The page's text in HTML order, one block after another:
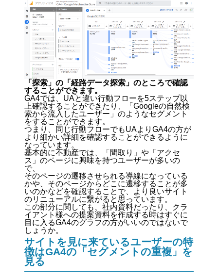
「探索」の「経路データ探索」のところで確認
することができます。
GA4では、UAと違い行動フローを5ステップ以
上確認することができたり、「Googleの自然検
索から流入したユーザー」のようなセグメント
をすることができます。
つまり、同じ行動フローでもUAよりGA4の方が
より細かい詳細を確認することができるように
なっています。
基本的に不動産では、「間取り」や「アクセ
ス」のページに興味を持つユーザーが多いの
で、
そのページの遷移させられる導線になっている
かや、そのページからどこに遷移することが多
いのかなどを確認することで、より良いサイト
のリニューアルに繋がると思っています。
この部分に関しても、社内資料だったり、クラ
イアント様への提案資料を作成する時はすぐに
目に入るGA4のグラフの方がいいのではないで
しょうか。
サイトを見に来ているユーザーの特
徴はGA4の「セグメントの重複」を
見る